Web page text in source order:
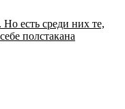
есть среди них те,
полстакана